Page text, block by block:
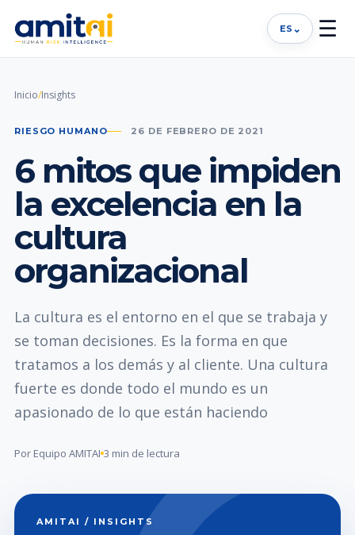
ES ⌄ ☰
Inicio/Insights
RIESGO HUMANO 26 DE FEBRERO DE 2021
6 mitos que impiden
la excelencia en la
cultura
organizacional
La cultura es el entorno en el que se trabaja y
se toman decisiones. Es la forma en que
tratamos a los demás y al cliente. Una cultura
fuerte es donde todo el mundo es un
apasionado de lo que están haciendo
Por Equipo AMITAI 3 min de lectura
AMITAI / INSIGHTS